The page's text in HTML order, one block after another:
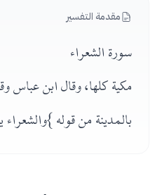
مقدمة التفسير
سورة الشعراء
مكية كلها، وقال ابن عباس
بالمدينة من قوله